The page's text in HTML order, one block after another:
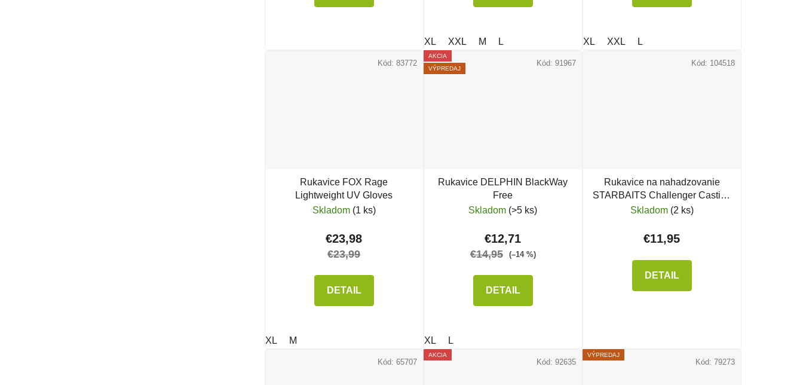
XL XXL M L XL XXL L
Rukavice FOX Rage
Lightweight UV Gloves
Skladom (1 ks)
€23,98
€23,99
DETAIL
XL M
Kód: 83772
AKCIA
VÝPREDAJ
Rukavice DELPHIN BlackWay
Free
Skladom (>5 ks)
€12,71
€14,95 (–14 %)
DETAIL
XL L
Kód: 91967
Rukavice na nahadzovanie
STARBAITS Challenger Casting
Glove
Skladom (2 ks)
€11,95
DETAIL
Kód: 104518
Kód: 65707
AKCIA
Kód: 92635
VÝPREDAJ
Kód: 79273